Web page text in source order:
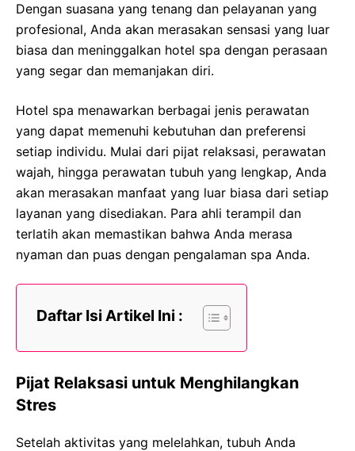
Dengan suasana yang tenang dan pelayanan yang
profesional, Anda akan merasakan sensasi yang luar
biasa dan meninggalkan hotel spa dengan perasaan
yang segar dan memanjakan diri.
Hotel spa menawarkan berbagai jenis perawatan
yang dapat memenuhi kebutuhan dan preferensi
setiap individu. Mulai dari pijat relaksasi, perawatan
wajah, hingga perawatan tubuh yang lengkap, Anda
akan merasakan manfaat yang luar biasa dari setiap
layanan yang disediakan. Para ahli terampil dan
terlatih akan memastikan bahwa Anda merasa
nyaman dan puas dengan pengalaman spa Anda.
Daftar Isi Artikel Ini :
Pijat Relaksasi untuk Menghilangkan
Stres
Setelah aktivitas yang melelahkan, tubuh Anda